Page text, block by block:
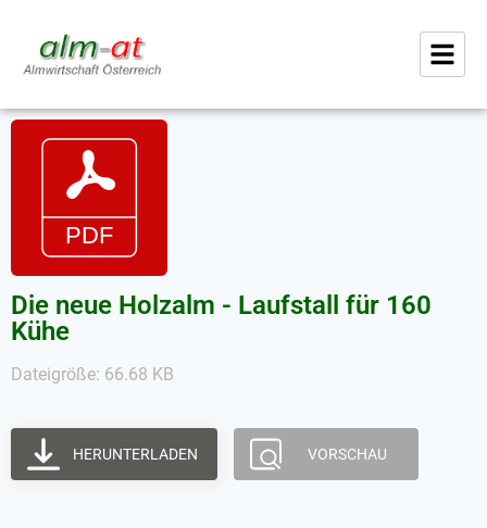
Die neue Holzalm - Laufstall für 160
Kühe
Dateigröße: 66.68 KB
HERUNTERLADEN VORSCHAU